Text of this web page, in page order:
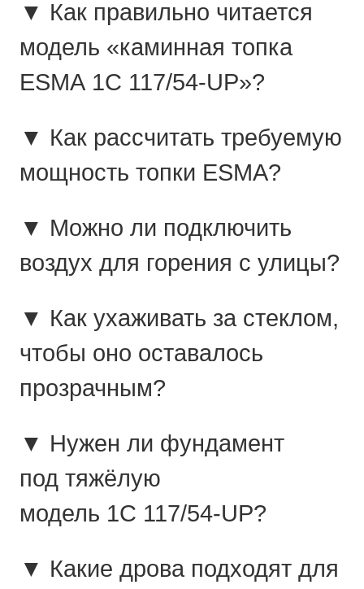
▼ Как правильно читается
модель «каминная топка
ESMA 1C 117/54-UP»?
▼ Как рассчитать требуемую
мощность топки ESMA?
▼ Можно ли подключить
воздух для горения с улицы?
▼ Как ухаживать за стеклом,
чтобы оно оставалось
прозрачным?
▼ Нужен ли фундамент
под тяжёлую
модель 1C 117/54-UP?
▼ Какие дрова подходят для